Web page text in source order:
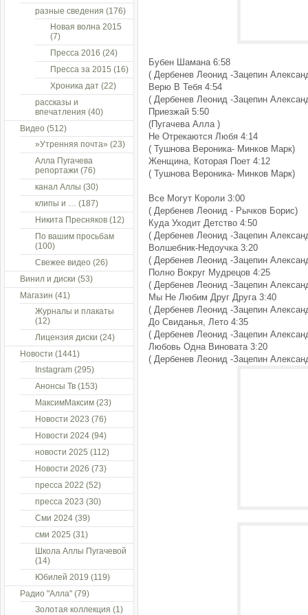
Бубен Шамана 6:58
( Дербенев Леонид -Зацепин
Верю В Тебя 4:54
( Дербенев Леонид -Зацепин
Приезжай 5:50
(Пугачева Алла )
Не Отрекаются Любя 4:14
( Тушнова Вероника- Минков Марк)
Женщина, Которая Поет 4:12
( Тушнова Вероника- Минков Марк)
Все Могут Короли 3:00
( Дербенев Леонид - Рычков Борис)
Куда Уходит Детство 4:50
( Дербенев Леонид -Зацепин
Волшебник-Недоучка 3:20
( Дербенев Леонид -Зацепин
Полно Вокруг Мудрецов 4:25
( Дербенев Леонид -Зацепин
Мы Не Любим Друг Друга 3:40
( Дербенев Леонид -Зацепин
До Свиданья, Лето 4:35
( Дербенев Леонид -Зацепин
Любовь Одна Виновата 3:20
( Дербенев Леонид -Зацепин
разные сведения (176)
Новая волна 2015
(7)
Пресса 2016 (24)
Пресса за 2015 (16)
Хроника дат (22)
рассказы и
впечатления (40)
Видео (512)
»Утренняя почта» (23)
Алла Пугачева
репортажи (76)
канал Аллы (30)
клипы и … (187)
Никита Пресняков (12)
По вашим просьбам
(100)
Свежее видео (26)
Винил и диски (53)
Магазин (41)
Журналы и плакаты
(12)
Лицензия диски (24)
Новости (1441)
Instagram (295)
Анонсы Тв (153)
МаксимМаксим (23)
Новости 2023 (76)
Новости 2024 (94)
новости 2025 (112)
Новости 2026 (73)
пресса 2022 (52)
пресса 2023 (30)
Сми 2024 (39)
сми 2025 (31)
Школа Аллы Пугачевой
(14)
Юбилей 2019 (119)
Радио "Алла" (79)
Золотая коллекция (1)